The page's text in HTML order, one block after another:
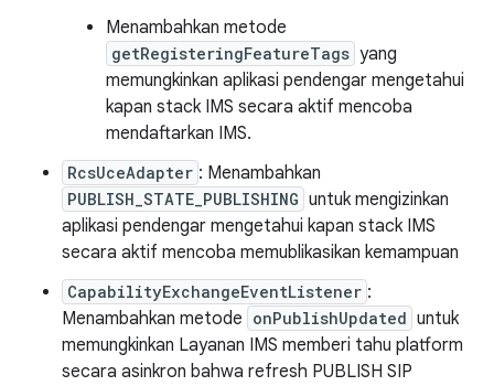
Menambahkan metode
getRegisteringFeatureTags yang
memungkinkan aplikasi pendengar mengetahui
kapan stack IMS secara aktif mencoba
mendaftarkan IMS.
RcsUceAdapter : Menambahkan
PUBLISH_STATE_PUBLISHING untuk mengizinkan
aplikasi pendengar mengetahui kapan stack IMS
secara aktif mencoba memublikasikan kemampuan
CapabilityExchangeEventListener :
Menambahkan metode onPublishUpdated untuk
memungkinkan Layanan IMS memberi tahu platform
secara asinkron bahwa refresh PUBLISH SIP